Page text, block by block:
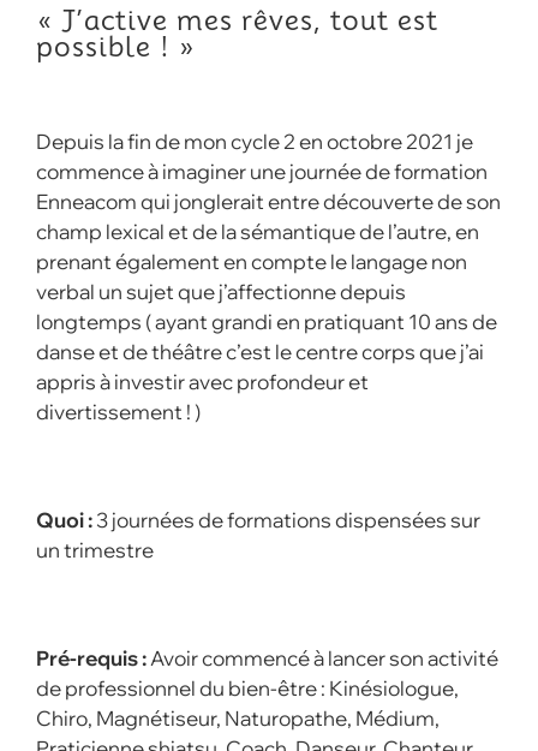
« J’active mes rêves, tout est
possible ! »
Depuis la fin de mon cycle 2 en octobre 2021 je
commence à imaginer une journée de formation
Enneacom qui jonglerait entre découverte de son
champ lexical et de la sémantique de l’autre, en
prenant également en compte le langage non
verbal un sujet que j’affectionne depuis
longtemps ( ayant grandi en pratiquant 10 ans de
danse et de théâtre c’est le centre corps que j’ai
appris à investir avec profondeur et
divertissement ! )
Quoi :3 journées de formations dispensées sur
un trimestre
Pré-requis :Avoir commencé à lancer son activité
de professionnel du bien-être : Kinésiologue,
Chiro, Magnétiseur, Naturopathe, Médium,